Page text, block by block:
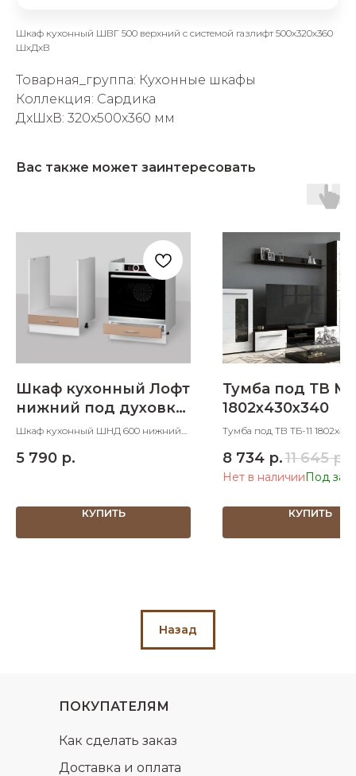
Шкаф кухонный ШВГ 500 верхний с системой газлифт 500х320х360
ШхДхВ
Товарная_группа: Кухонные шкафы
Коллекция: Сардика
ДxШxВ: 320x500x360 мм
Вас также может заинтересовать
Шкаф кухонный Лофт
нижний под духовку
600 мм
Шкаф кухонный ШНД 600 нижний
5 790 р.
КУПИТЬ
Тумба под ТВ
1802х430х340
Тумба под ТВ ТБ-11
8 734 р.11 645 р.
Нет в наличии
КУПИТЬ
Назад
ПОКУПАТЕЛЯМ
Доставка и оплата
Как сделать заказ